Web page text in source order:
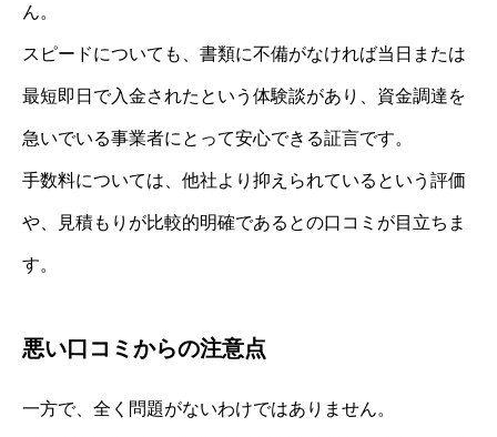
ん。
スピードについても、書類に不備がなければ当日または
最短即日で入金されたという体験談があり、資金調達を
急いでいる事業者にとって安心できる証言です。
手数料については、他社より抑えられているという評価
や、見積もりが比較的明確であるとの口コミが目立ちま
す。
悪い口コミからの注意点
一方で、全く問題がないわけではありません。